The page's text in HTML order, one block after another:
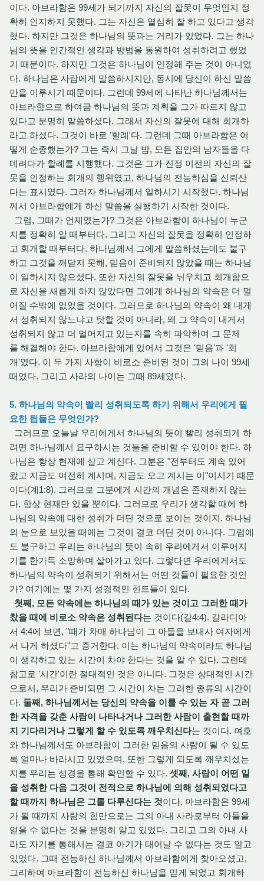
이다. 아브라함은 99세가 되기까지 자신의 잘못이 무엇인지 정
확히 인지하지 못했다. 그는 자신은 열심히 잘 하고 있다고 생각
했다. 하지만 그것은 하나님의 뜻과는 거리가 있었다. 그는 하나
님의 뜻을 인간적인 생각과 방법을 동원하여 성취하려고 했었
기 때문이다. 하지만 그것은 하나님이 인정해 주는 것이 아니었
다. 하나님은 사람에게 말씀하시지만, 동시에 당신이 하신 말씀
만을 이루시기 때문이다. 그런데 99세에 나타난 하나님께서는
아브라함으로 하여금 하나님의 뜻과 계획을 그가 따르지 않고
있다고 분명히 말씀하셨다. 그래서 자신의 잘못에 대해 회개하
라고 하셨다. 그것이 바로 '할례'다. 그런데 그때 아브라함은 어
떻게 순종했는가? 그는 즉시 그날 밤, 모든 집안의 남자들을 다
데려다가 할례를 시행했다. 그것은 그가 진정 이전의 자신의 잘
못을 인정하는 회개의 행위였고, 하나님의 전능하심을 신뢰산
다는 표시였다. 그러자 하나님께서 일하시기 시작했다. 하나님
께서 아브라함에게 하신 말씀을 실행하기 시작한 것이다.
그럼, 그때가 언제였는가? 그것은 아브라함이 하나님이 누군
지를 정확히 알 때부터다. 그리고 자신의 잘못을 정확히 인정하
고 회개할 때부터다. 하나님께서 그에게 말씀하셨는데도 불구
하고 그것을 깨닫지 못해, 믿음이 준비되지 않았을 때는 하나님
이 일하시지 않으셨다. 또한 자신의 잘못을 뉘우치고 회개함으
로 자신을 새롭게 하지 않았다면 그에게 하나님의 약속은 더 멀
어질 수밖에 없었을 것이다. 그러므로 하나님의 약속이 왜 내게
서 성취되지 않느냐고 탓할 것이 아니라, 왜 그 약속이 내게서
성취되지 않고 더 멀어지고 있는지를 속히 파악하여 그 문제
를 해결해야 한다. 아브라함에게 있어서 그것은 '믿음'과 '회
개'였다. 이 두 가지 사항이 비로소 준비된 것이 그의 나이 99세
때였다. 그리고 사라의 나이는 그때 89세였다.
5. 하나님의 약속이 빨리 성취되도록 하기 위해서 우리에게 필
요한 팁들은 무엇인가?
그러므로 오늘날 우리에게서 하나님의 뜻이 빨리 성취되게 하
려면 하나님께서 요구하시는 것들을 준비할 수 있어야 한다. 하
나님은 항상 현재에 살고 계신다. 그분은 "전부터도 계속 있어
왔고 지금도 여전히 계시며, 지금도 오고 계시는 이"이시기 때문
이다(계1:8). 그러므로 그분에게 시간의 개념은 존재하지 않는
다. 항상 현재만 있을 뿐이다. 그러므로 우리가 생각할 때에 하
나님의 약속에 대한 성취가 더딘 것으로 보이는 것이지, 하나님
의 눈으로 보았을 때에는 그것이 결코 더딘 것이 아니다. 그럼에
도 불구하고 우리는 하나님의 뜻이 속히 우리에게서 이루어지
기를 한가득 소망하며 살아가고 있다. 그렇다면 우리에게서도
하나님의 약속이 성취되기 위해서는 어떤 것들이 필요한 것인
가? 여기에는 몇 가지 성경적인 힌트들이 있다.
첫째, 모든 약속에는 하나님의 때가 있는 것이고 그러한 때가
찼을 때에 비로소 약속은 성취된다는 것이다(갈4:4). 갈라디아
서 4:4에 보면, "때가 차매 하나님이 그 아들을 보내사 여자에게
서 나게 하셨다"고 증거한다. 이는 하나님의 약속이라도 하나님
이 생각하고 있는 시간이 차야 한다는 것을 알 수 있다. 그런데
참고로 '시간'이란 절대적인 것은 아니다. 그것은 상대적인 시간
으로서, 우리가 준비되면 그 시간이 차는 그러한 종류의 시간이
다. 둘째, 하나님께서는 당신의 약속을 이룰 수 있는 자 곧 그러
한 자격을 갖춘 사람이 나타나거나 그러한 사람이 출현할 때까
지 기다리거나 그렇게 할 수 있도록 깨우치신다는 것이다. 여호
와 하나님께서도 아브라함이 그러한 믿음의 사람이 될 수 있도
록 얼마나 바라시고 있었으며, 또한 그렇게 되도록 깨우치셨는
지를 우리는 성경을 통해 확인할 수 있다. 셋째, 사람이 어떤 일
을 성취한 다음 그것이 전적으로 하나님에 의해 성취되었다고
할 때까지 하나님은 그를 다루신다는 것이다. 아브라함은 99세
가 될 때까지 사람의 힘만으로는 그의 아내 사라로부터 아들을
얻을 수 없다는 것을 분명히 알고 있었다. 그리고 그의 아내 사
라도 자기를 통해서는 결코 아기가 태어날 수 없다는 것도 알고
있었다. 그때 전능하신 하나님께서 아브라함에게 찾아오셨고,
그리하여 아브라함이 전능하신 하나님을 믿게 되었고 회개하